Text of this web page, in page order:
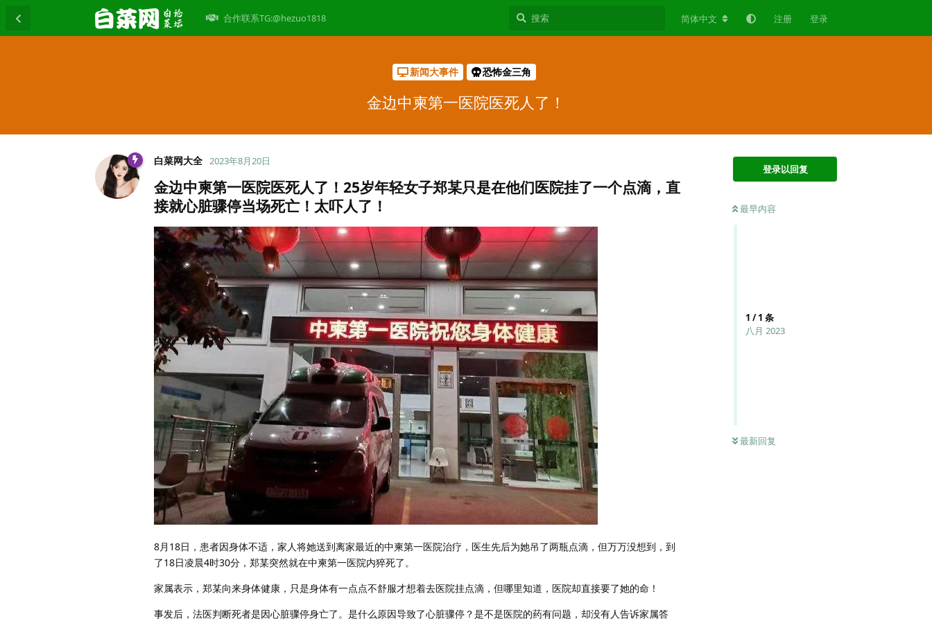
合作联系TG:@hezuo1818 简体中文 注册 登录
新闻大事件 恐怖金三角
金边中柬第一医院医死人了！
登录以回复
最早内容
1 /1 条
八月 2023
最新回复
白菜网大全 2023年8月20日
金边中柬第一医院医死人了！25岁年轻女子郑某只是在他们医院挂了一个点滴，直
接就心脏骤停当场死亡！太吓人了！
8月18日，患者因身体不适，家人将她送到离家最近的中柬第一医院治疗，医生先后为她吊了两瓶点滴，但万万没想到，到
了18日凌晨4时30分，郑某突然就在中柬第一医院内猝死了。
家属表示，郑某向来身体健康，只是身体有一点点不舒服才想着去医院挂点滴，但哪里知道，医院却直接要了她的命！
事发后，法医判断死者是因心脏骤停身亡了。是什么原因导致了心脏骤停？是不是医院的药有问题，却没有人告诉家属答